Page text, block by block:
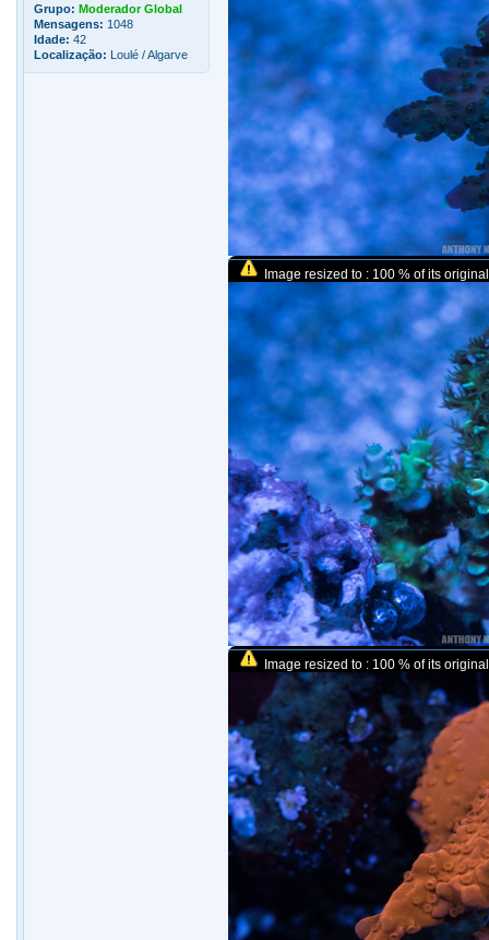
Grupo: Moderador Global
Mensagens: 1048
Idade: 42
Localização: Loulé / Algarve
Image resized to : 100 % of its
Image resized to : 100 % of its